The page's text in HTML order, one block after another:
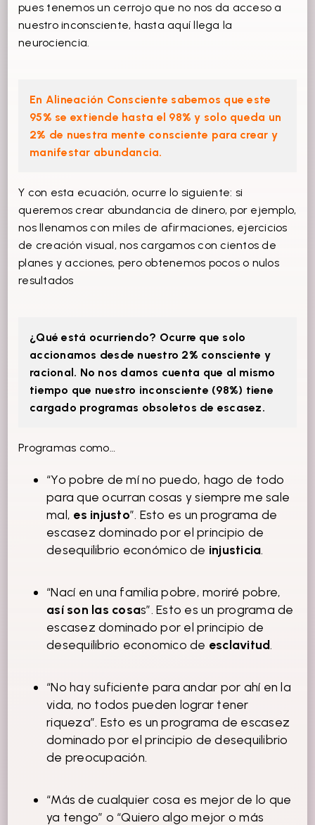
pues tenemos un cerrojo que no nos da acceso a
nuestro inconsciente, hasta aquí llega la
neurociencia.
En Alineación Consciente sabemos que este
95% se extiende hasta el 98% y solo queda un
2% de nuestra mente consciente para crear y
manifestar abundancia.
Y con esta ecuación, ocurre lo siguiente: si
queremos crear abundancia de dinero, por ejemplo,
nos llenamos con miles de afirmaciones, ejercicios
de creación visual, nos cargamos con cientos de
planes y acciones, pero obtenemos pocos o nulos
resultados
¿Qué está ocurriendo? Ocurre que solo
accionamos desde nuestro 2% consciente y
racional. No nos damos cuenta que al mismo
tiempo que nuestro inconsciente (98%) tiene
cargado programas obsoletos de escasez.
Programas como…
“Yo pobre de mí no puedo, hago de todo
para que ocurran cosas y siempre me sale
mal, es injusto”. Esto es un programa de
escasez dominado por el principio de
desequilibrio económico de injusticia.
“Nací en una familia pobre, moriré pobre,
así son las cosas”. Esto es un programa de
escasez dominado por el principio de
desequilibrio economico de esclavitud.
“No hay suficiente para andar por ahí en la
vida, no todos pueden lograr tener
riqueza”. Esto es un programa de escasez
dominado por el principio de desequilibrio
de preocupación.
“Más de cualquier cosa es mejor de lo que
ya tengo” o “Quiero algo mejor o más